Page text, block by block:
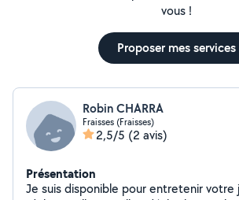
vous !
Proposer mes services
Robin CHARRA
Fraisses (Fraisses)
2,5/5 (2 avis)
Présentation
Je suis disponible pour entretenir votre